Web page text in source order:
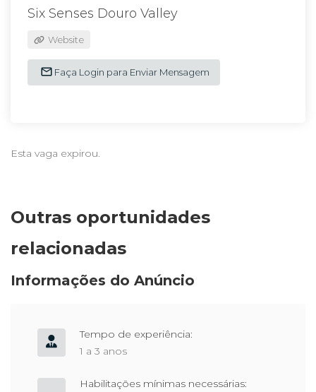
Six Senses Douro Valley
Website
Faça Login para Enviar Mensagem
Esta vaga expirou.
Outras oportunidades
relacionadas
Informações do Anúncio
Tempo de experiência:
1 a 3 anos
Habilitações mínimas necessárias: